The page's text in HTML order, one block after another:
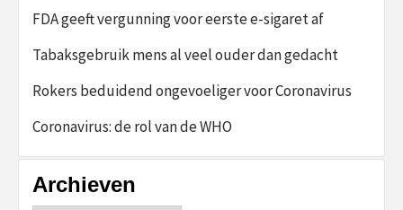
FDA geeft vergunning voor eerste e-sigaret af
Tabaksgebruik mens al veel ouder dan gedacht
Rokers beduidend ongevoeliger voor Coronavirus
Coronavirus: de rol van de WHO
Archieven